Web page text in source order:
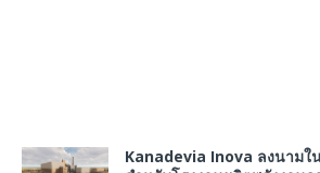
Kanadevia Inova ลงนามใ